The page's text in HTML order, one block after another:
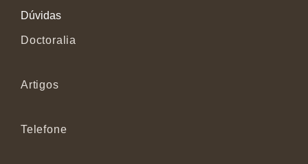
Dúvidas
Doctoralia
Artigos
Telefone